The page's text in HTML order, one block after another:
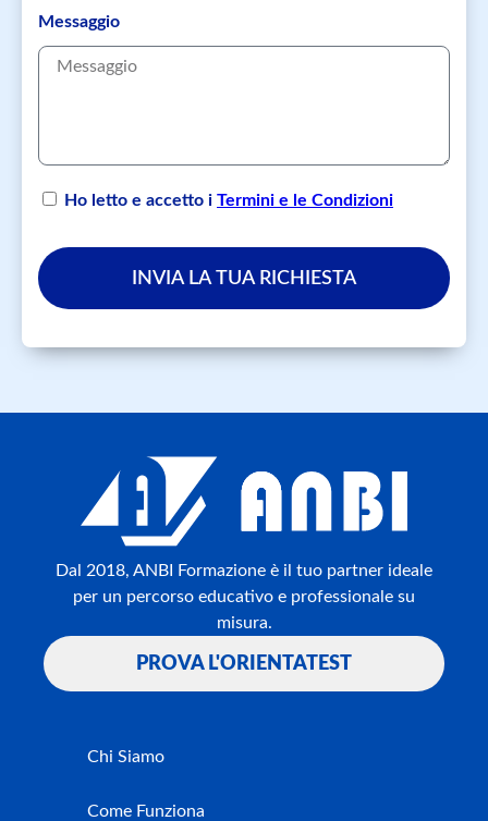
Messaggio
Ho letto e accetto i Termini e le Condizioni
INVIA LA TUA RICHIESTA
Dal 2018, ANBI Formazione è il tuo partner ideale
per un percorso educativo e professionale su
misura.
PROVA L'ORIENTATEST
Chi Siamo
Come Funziona